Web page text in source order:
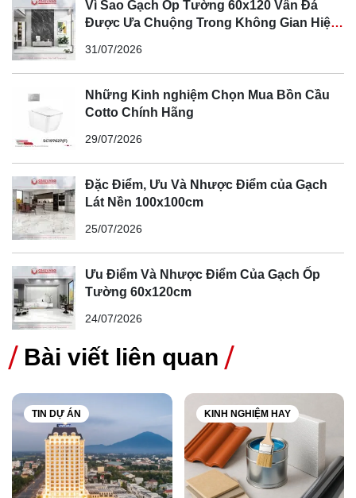
4. Vì sao nên chọn gạch ốp lát Kim Phong
Như những tính nổi bật của sản phẩm đã nói trên, gạch
ốp lát Kim Phong mang lại tính thẩm mỹ cao cho không
gian sống, độ bền vượt thời gian, tính ứng dụng đa
dạng… những yếu tố này đã làm cho gạch Kim Phong
đang dần được ưa chuộng hơn trong lòng khách hàng.
5. Lựa chọn đơn vị bán gạch Kim Phong uy
tín
Để đảm bảo sản phẩm chính hãng từ Kim Phong bạn nên
lựa chọn những đơn vị phân phối, đại lý phân phối sản
Vì Sao Gạch Ốp Tường 60x120 Vân Đá
Được Ưa Chuộng Trong Không Gian Hiện
31/07/2026
Những Kinh nghiệm Chọn Mua Bồn Cầu
Cotto Chính Hãng
29/07/2026
Đặc Điểm, Ưu Và Nhược Điểm của Gạch
Lát Nền 100x100cm
25/07/2026
Ưu Điểm Và Nhược Điểm Của Gạch Ốp
Tường 60x120cm
24/07/2026
Bài viết liên quan
TIN DỰ ÁN KINH NGHIỆM HAY